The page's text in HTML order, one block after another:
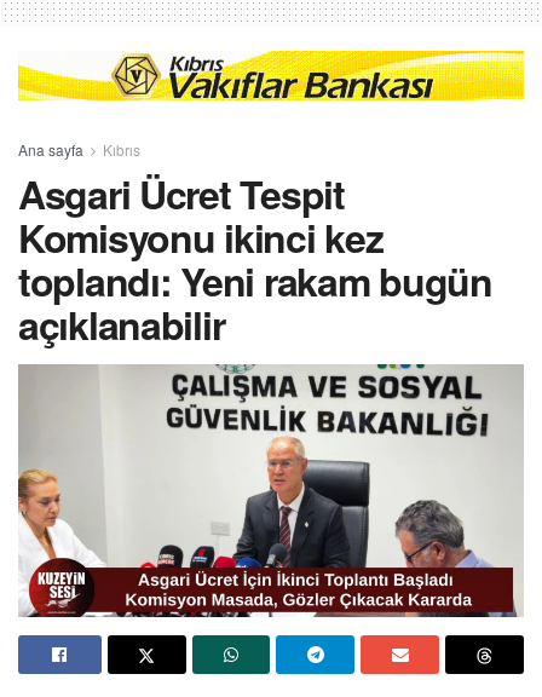
Ana sayfa Kıbrıs
Asgari Ücret Tespit
Komisyonu ikinci kez
toplandı: Yeni rakam bugün
açıklanabilir